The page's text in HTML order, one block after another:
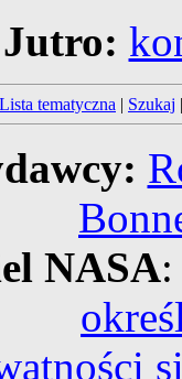
Jutro:
Lista tematyczna | Szukaj
NASA